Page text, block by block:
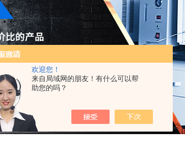
欢迎您！
来自局域网的朋友！有什么可以帮
助您的吗？